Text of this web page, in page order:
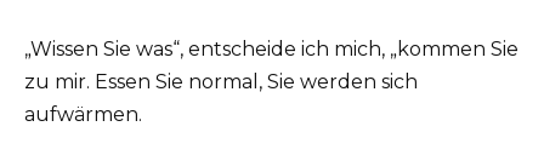
„Wissen Sie was“, entscheide ich mich, „kommen Sie
zu mir. Essen Sie normal, Sie werden sich
aufwärmen.